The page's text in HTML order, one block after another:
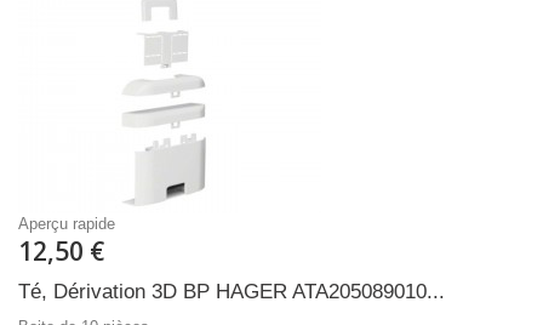
Aperçu rapide
12,50 €
Té, Dérivation 3D BP HAGER ATA205089010...